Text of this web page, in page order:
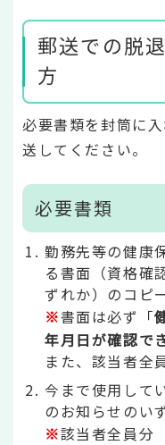
郵送での脱
方
必要書類を封筒に
送してください。
必要書類
勤務先等の健康
る書面（資格確
ずれか）のコピ
※書面は必ず「
年月日が確認で
また、該当者全
今まで使用して
のお知らせのい
※該当者全員分